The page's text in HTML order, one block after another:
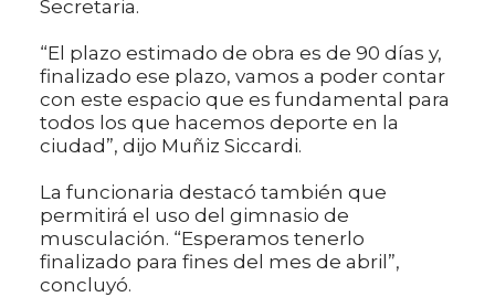
Secretaria.
“El plazo estimado de obra es de 90 días y,
finalizado ese plazo, vamos a poder contar
con este espacio que es fundamental para
todos los que hacemos deporte en la
ciudad”, dijo Muñiz Siccardi.
La funcionaria destacó también que
permitirá el uso del gimnasio de
musculación. “Esperamos tenerlo
finalizado para fines del mes de abril”,
concluyó.